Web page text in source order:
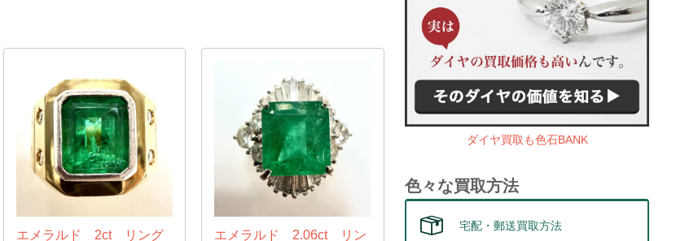
エメラルド 2ct リング
エメラルド 2.06ct リン
ダイヤ買取も色石BANK
色々な買取方法
宅配・郵送買取方法